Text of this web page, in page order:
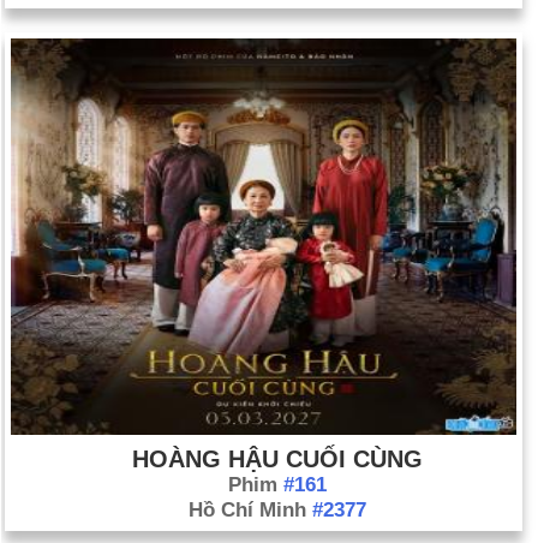
HOÀNG HẬU CUỐI CÙNG
Phim #161
Hồ Chí Minh #2377